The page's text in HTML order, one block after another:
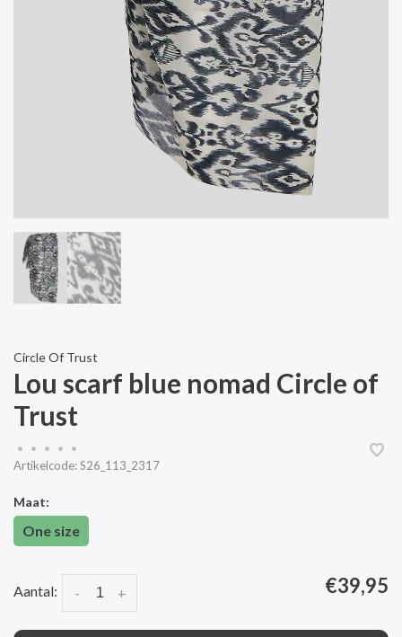
Circle Of Trust
Lou scarf blue nomad Circle of
Trust
• • • •
•
Artikelcode:S26_113_2317
Maat:
One size
Aantal: +
- €39,95